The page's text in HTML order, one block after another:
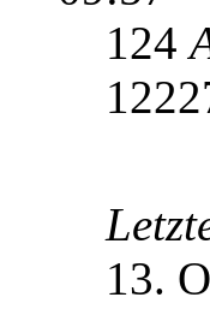
124
13.